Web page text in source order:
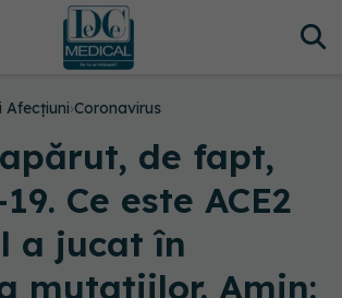
Afecțiuni›Coronavirus
de fapt,
Ce este ACE2
a jucat în
mutațiilor. Amin: